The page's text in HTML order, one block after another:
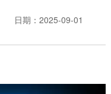
日期：2025-09-01